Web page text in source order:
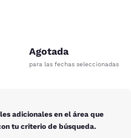
estrellas. Razonable. 11 reseñas
Agotada
para las fechas seleccionadas
adicionales en el área que
tu criterio de búsqueda.